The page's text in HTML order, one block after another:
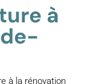
à
à la rénovation